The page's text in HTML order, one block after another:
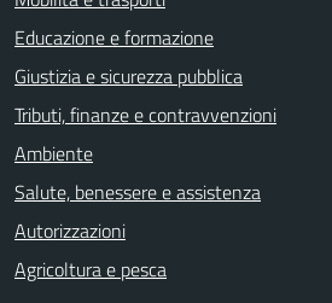
Educazione e formazione
Giustizia e sicurezza pubblica
Tributi, finanze e contravvenzioni
Ambiente
Salute, benessere e assistenza
Autorizzazioni
Agricoltura e pesca